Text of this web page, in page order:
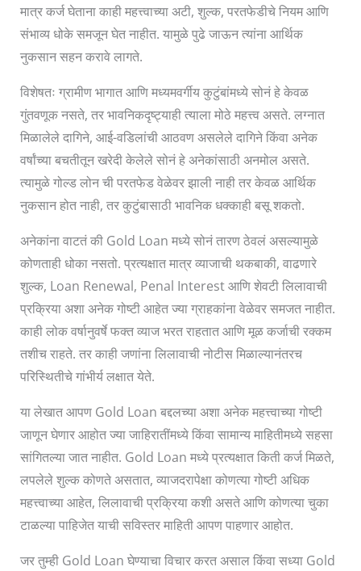
मात्र कर्ज घेताना काही महत्त्वाच्या अटी, शुल्क, परतफेडीचे नियम आणि
संभाव्य धोके समजून घेत नाहीत. यामुळे पुढे जाऊन त्यांना आर्थिक
नुकसान सहन करावे लागते.
विशेषतः ग्रामीण भागात आणि मध्यमवर्गीय कुटुंबांमध्ये सोनं हे केवळ
गुंतवणूक नसते, तर भावनिकदृष्ट्याही त्याला मोठे महत्त्व असते. लग्नात
मिळालेले दागिने, आई-वडिलांची आठवण असलेले दागिने किंवा अनेक
वर्षांच्या बचतीतून खरेदी केलेले सोनं हे अनेकांसाठी अनमोल असते.
त्यामुळे गोल्ड लोन ची परतफेड वेळेवर झाली नाही तर केवळ आर्थिक
नुकसान होत नाही, तर कुटुंबासाठी भावनिक धक्काही बसू शकतो.
अनेकांना वाटतं की Gold Loan मध्ये सोनं तारण ठेवलं असल्यामुळे
कोणताही धोका नसतो. प्रत्यक्षात मात्र व्याजाची थकबाकी, वाढणारे
शुल्क, Loan Renewal, Penal Interest आणि शेवटी लिलावाची
प्रक्रिया अशा अनेक गोष्टी आहेत ज्या ग्राहकांना वेळेवर समजत नाहीत.
काही लोक वर्षानुवर्षे फक्त व्याज भरत राहतात आणि मूळ कर्जाची रक्कम
तशीच राहते. तर काही जणांना लिलावाची नोटीस मिळाल्यानंतरच
परिस्थितीचे गांभीर्य लक्षात येते.
या लेखात आपण Gold Loan बद्दलच्या अशा अनेक महत्त्वाच्या गोष्टी
जाणून घेणार आहोत ज्या जाहिरातींमध्ये किंवा सामान्य माहितीमध्ये सहसा
सांगितल्या जात नाहीत. Gold Loan मध्ये प्रत्यक्षात किती कर्ज मिळते,
लपलेले शुल्क कोणते असतात, व्याजदरापेक्षा कोणत्या गोष्टी अधिक
महत्त्वाच्या आहेत, लिलावाची प्रक्रिया कशी असते आणि कोणत्या चुका
टाळल्या पाहिजेत याची सविस्तर माहिती आपण पाहणार आहोत.
जर तुम्ही Gold Loan घेण्याचा विचार करत असाल किंवा सध्या Gold